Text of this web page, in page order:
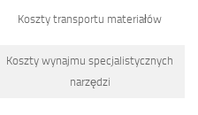
Koszty transportu materiałów
Koszty wynajmu specjalistycznych
narzędzi